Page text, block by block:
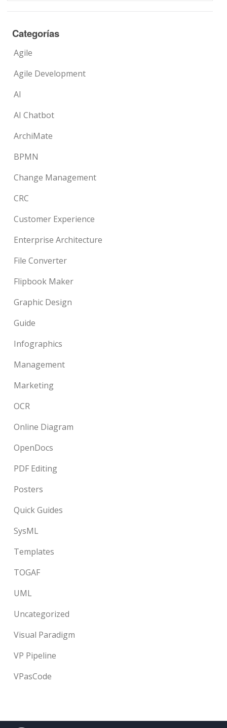
Categorías
Agile
Agile Development
AI
AI Chatbot
ArchiMate
BPMN
Change Management
CRC
Customer Experience
Enterprise Architecture
File Converter
Flipbook Maker
Graphic Design
Guide
Infographics
Management
Marketing
OCR
Online Diagram
OpenDocs
PDF Editing
Posters
Quick Guides
SysML
Templates
TOGAF
UML
Uncategorized
Visual Paradigm
VP Pipeline
VPasCode